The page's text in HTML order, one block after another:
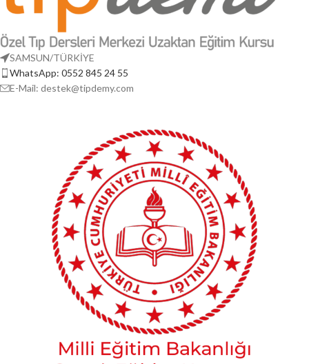
alınarak, hızlı tekrar yapmaya elverişli
SAMSUN/TÜRKİYE
WhatsApp: 0552 845 24 55
E-Mail: destek@tipdemy.com